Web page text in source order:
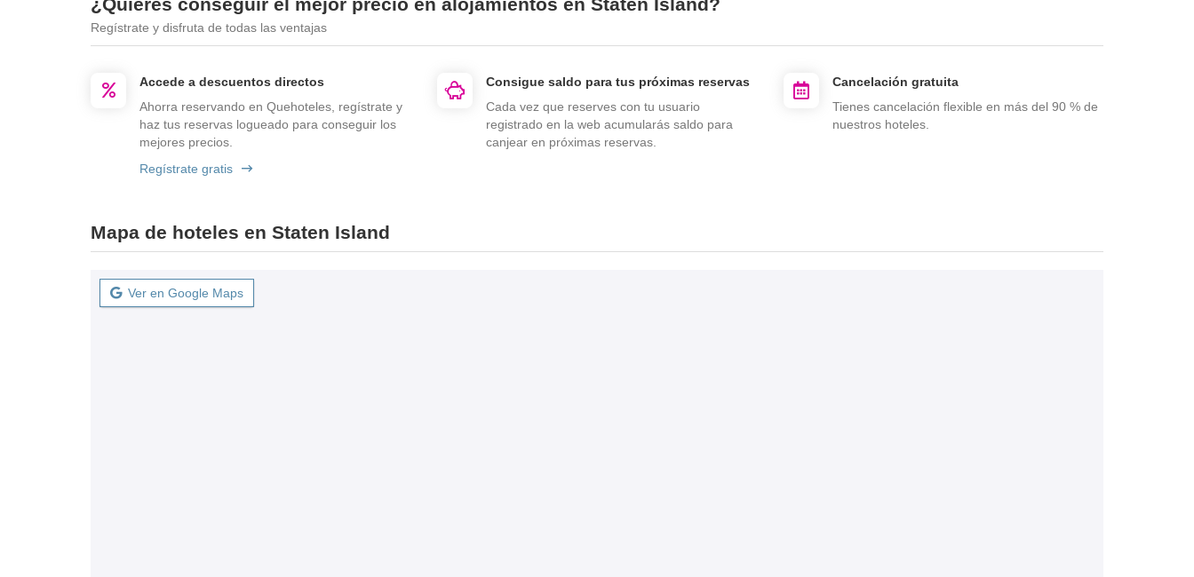
Regístrate y disfruta de todas las ventajas
Accede a descuentos directos
Ahorra reservando en Quehoteles, regístrate y
haz tus reservas logueado para conseguir los
mejores precios.
Regístrate gratis
Consigue saldo para tus próximas reservas
Cada vez que reserves con tu usuario
registrado en la web acumularás saldo para
canjear en próximas reservas.
Cancelación gratuita
Tienes cancelación flexible en más del 90 % de
nuestros hoteles.
Mapa de hoteles en Staten Island
Ver en Google Maps